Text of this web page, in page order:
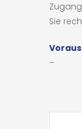
Sie
–